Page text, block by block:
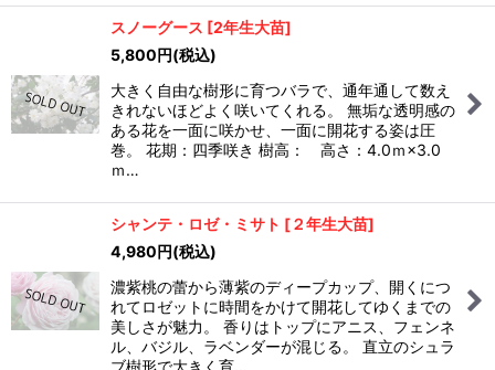
スノーグース [2年生大苗]
5,800円(税込)
大きく自由な樹形に育つバラで、通年通して数え
きれないほどよく咲いてくれる。 無垢な透明感の
ある花を一面に咲かせ、一面に開花する姿は圧
巻。 花期：四季咲き 樹高： 高さ：4.0ｍ×3.0
ｍ…
シャンテ・ロゼ・ミサト [２年生大苗]
4,980円(税込)
濃紫桃の蕾から薄紫のディープカップ、開くにつ
れてロゼットに時間をかけて開花してゆくまでの
美しさが魅力。 香りはトップにアニス、フェンネ
ル、バジル、ラベンダーが混じる。 直立のシュラ
ブ樹形で大きく育…